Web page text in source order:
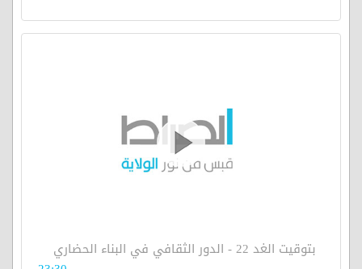
بتوقيت الغد 22 - الدور الثقافي في البناء الحضاري